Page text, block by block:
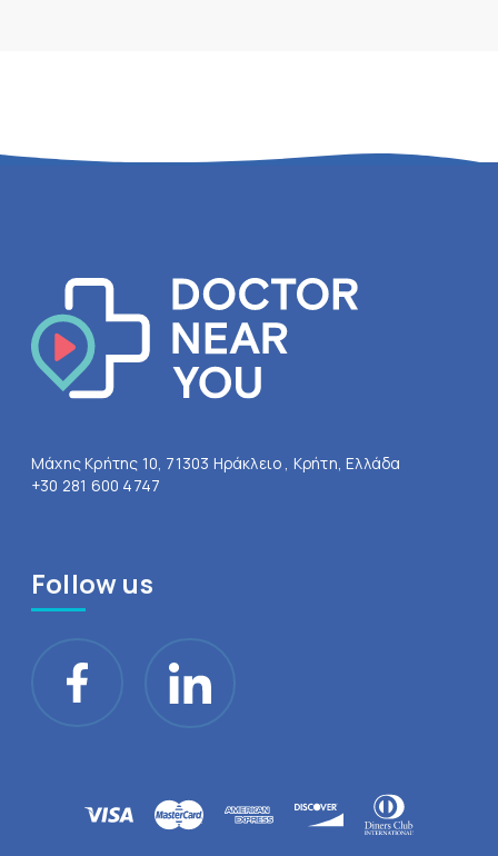
Μάχης Κρήτης 10, 71303 Ηράκλειο , Κρήτη, Ελλάδα
+30 281 600 4747
Follow us